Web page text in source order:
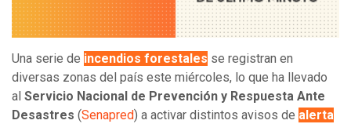
Una serie de incendios forestales se registran en
diversas zonas del país este miércoles, lo que ha llevado
al Servicio Nacional de Prevención y Respuesta Ante
Desastres (Senapred) a activar distintos avisos de alerta